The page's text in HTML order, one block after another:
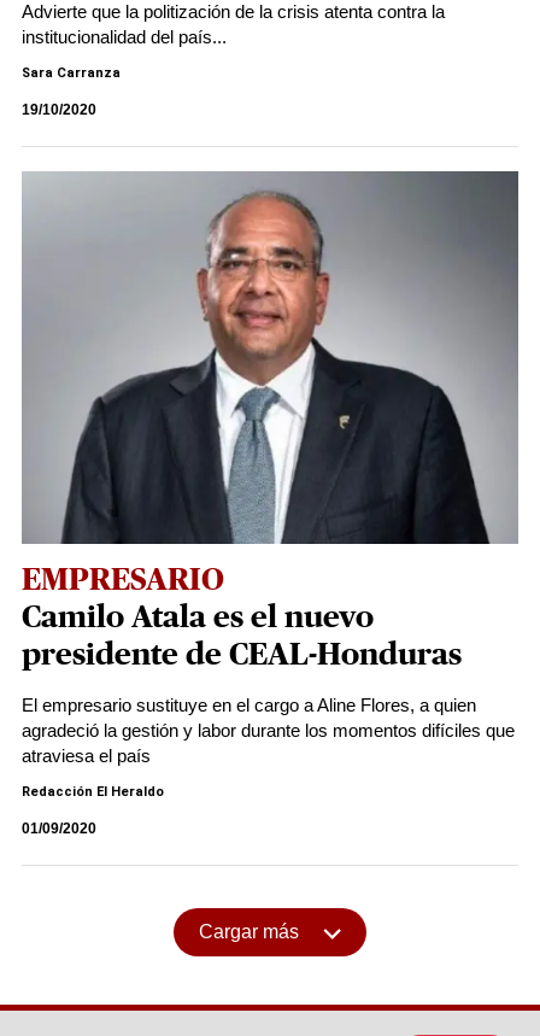
Advierte que la politización de la crisis atenta contra la
institucionalidad del país...
Sara Carranza
19/10/2020
EMPRESARIO
Camilo Atala es el nuevo
presidente de CEAL-Honduras
El empresario sustituye en el cargo a Aline Flores, a quien
agradeció la gestión y labor durante los momentos difíciles que
atraviesa el país
Redacción El Heraldo
01/09/2020
Cargar más